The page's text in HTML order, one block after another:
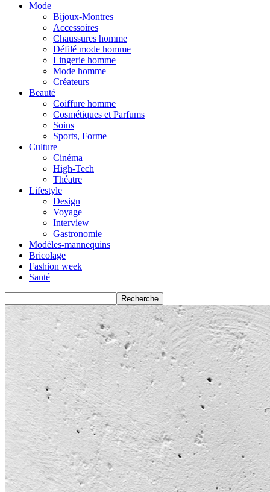
Mode
Bijoux-Montres
Accessoires
Chaussures homme
Défilé mode homme
Lingerie homme
Mode homme
Créateurs
Beauté
Coiffure homme
Cosmétiques et Parfums
Soins
Sports, Forme
Culture
Cinéma
High-Tech
Théatre
Lifestyle
Design
Voyage
Interview
Gastronomie
Modèles-mannequins
Bricolage
Fashion week
Santé